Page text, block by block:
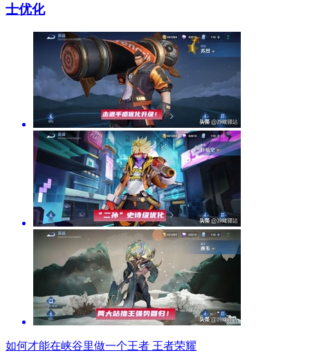
士优化
如何才能在峡谷里做一个王者 王者荣耀